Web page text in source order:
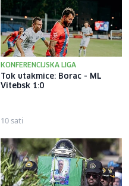
KONFERENCIJSKA LIGA
Tok utakmice: Borac - ML
Vitebsk 1:0
10 sati